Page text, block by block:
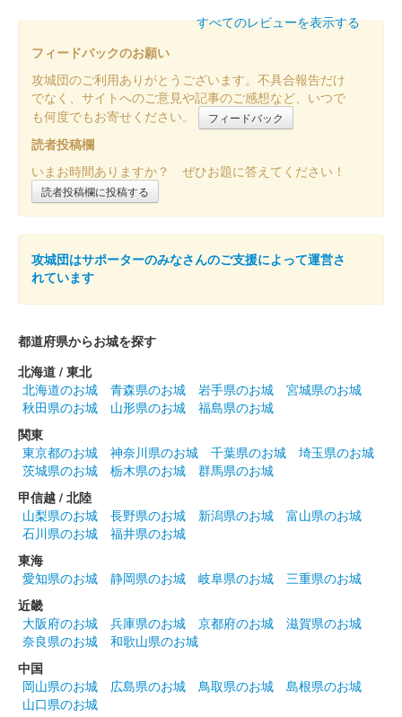
あいち歴史観光デジタルスタンプラリーを記念した大草城の特別
御城印の第二弾。愛知県産ヒノキを使用した木の御城印。今回、
特別御城印に使用された愛知県産桧は「あいち認証材」で、愛知
大草城 御城印 令和六年観桜季特別御城印
販売終了
大草城 御城印 にっぽん城まつり特別御城印
販売終了
さ……
大草城 御城印 令和六年梅観季特別版
販売終了
佐布里池梅まつり期間に販売される特別な御城印。佐布里池梅ま
つりキャラクター梅子がデザインされている。
大草城 御城印
家紋は金色にて印刷されており、 2024年の干支である辰（龍）
が中央にデザインされている。
大草城 御城印
すべてのレビューを表示する
フィードバックのお願い
攻城団のご利用ありがとうございます。不具合報告だけ
でなく、サイトへのご意見や記事のご感想など、いつで
も何度でもお寄せください。
フィードバック
読者投稿欄
いまお時間ありますか？ ぜひお題に答えてください！
読者投稿欄に投稿する
攻城団はサポーターのみなさんのご支援によって運営さ
れています
都道府県からお城を探す
北海道 / 東北
北海道のお城
青森県のお城 岩手県のお城
宮城県のお城
秋田県のお城
山形県のお城
福島県のお城
関東
東京都のお城
神奈川県のお城 千葉県のお城
埼玉県のお城
茨城県のお城
栃木県のお城
群馬県のお城
甲信越 / 北陸
山梨県のお城
長野県のお城 新潟県のお城
富山県のお城
石川県のお城
福井県のお城
東海
愛知県のお城
静岡県のお城 岐阜県のお城
三重県のお城
近畿
大阪府のお城
兵庫県のお城 京都府のお城
滋賀県のお城
奈良県のお城
和歌山県のお城
中国
岡山県のお城
広島県のお城 鳥取県のお城
島根県のお城
山口県のお城